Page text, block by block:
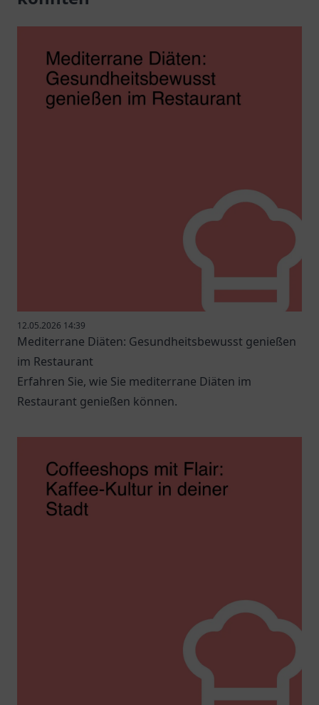
12.05.2026 14:39
Mediterrane Diäten: Gesundheitsbewusst genießen
im Restaurant
Erfahren Sie, wie Sie mediterrane Diäten im
Restaurant genießen können.